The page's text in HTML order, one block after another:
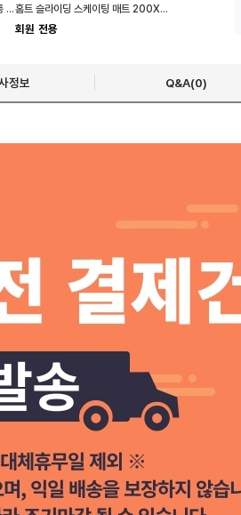
캠핑 아웃도어 차박 접이식 방수물통 설겆이통 홈트 슬라이딩 스케이팅 매트 200X50cm
회원 전용
정보 Q&A(0)